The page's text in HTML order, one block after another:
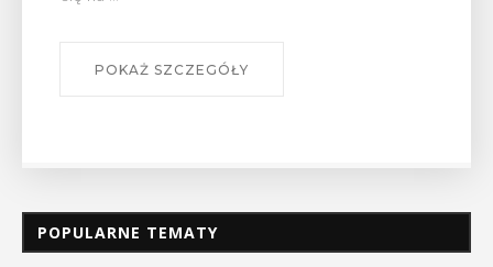
POKAŻ SZCZEGÓŁY
POPULARNE TEMATY